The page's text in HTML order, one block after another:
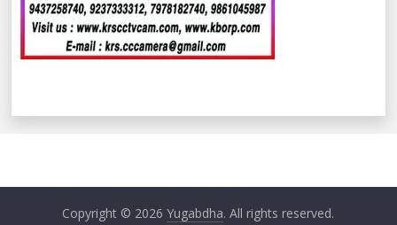
Copyright © 2026Yugabdha. All rights reserved.